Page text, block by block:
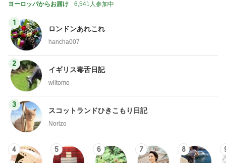
ヨーロッパからお届け 6,541人参加中
1
ロンドンあれこれ
hancha007
2
イギリス毒舌日記
wiltomo
3
スコットランドひきこもり日記
Norizo
4 5 6 7 8